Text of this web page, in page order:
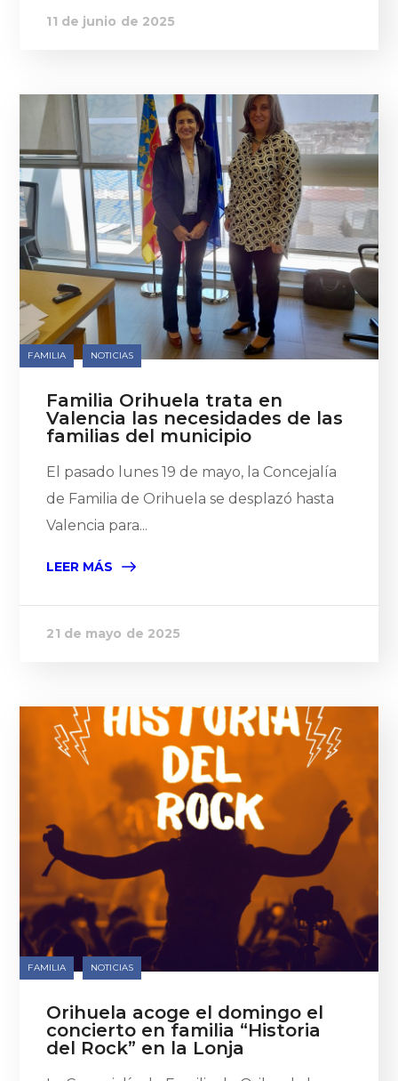
11 de junio de 2025
FAMILIA NOTICIAS
Familia Orihuela trata en
Valencia las necesidades de las
familias del municipio
El pasado lunes 19 de mayo, la Concejalía
de Familia de Orihuela se desplazó hasta
Valencia para...
LEER MÁS
21 de mayo de 2025
FAMILIA NOTICIAS
Orihuela acoge el domingo el
concierto en familia “Historia
del Rock” en la Lonja